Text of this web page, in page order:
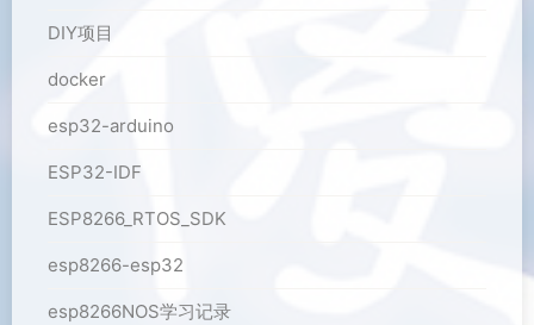
DIY项目
docker
esp32-arduino
ESP32-IDF
ESP8266_RTOS_SDK
esp8266-esp32
esp8266NOS学习记录